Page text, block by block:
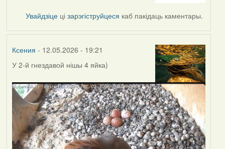
Увайдзіце цізарэгіструйцеся каб пакідаць каментары.
Ксения - 12.05.2026 - 19:21
У 2-й гнездавой нішы 4 яйка)